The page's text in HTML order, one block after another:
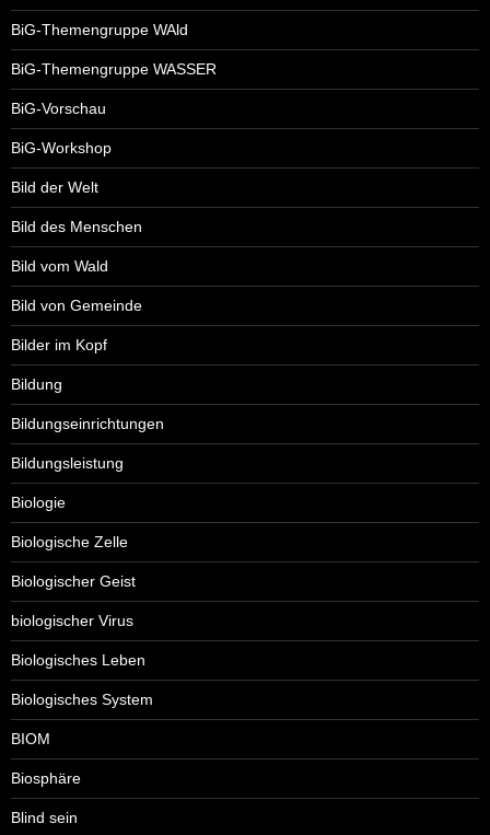
BiG-Themengruppe WAld
BiG-Themengruppe WASSER
BiG-Vorschau
BiG-Workshop
Bild der Welt
Bild des Menschen
Bild vom Wald
Bild von Gemeinde
Bilder im Kopf
Bildung
Bildungseinrichtungen
Bildungsleistung
Biologie
Biologische Zelle
Biologischer Geist
biologischer Virus
Biologisches Leben
Biologisches System
BIOM
Biosphäre
Blind sein